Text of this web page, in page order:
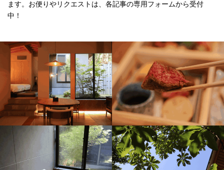
ます。お便りやリクエストは、各記事の専用フォームから受付
中！